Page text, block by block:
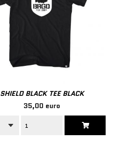
SHIELD BLACK TEE BLACK
35,00 euro